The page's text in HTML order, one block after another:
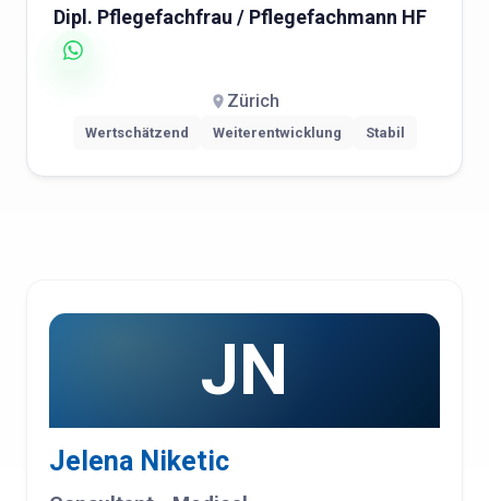
Dipl. Pflegefachfrau / Pflegefachmann HF
Zürich
Wertschätzend Weiterentwicklung Stabil
JN
Jelena Niketic